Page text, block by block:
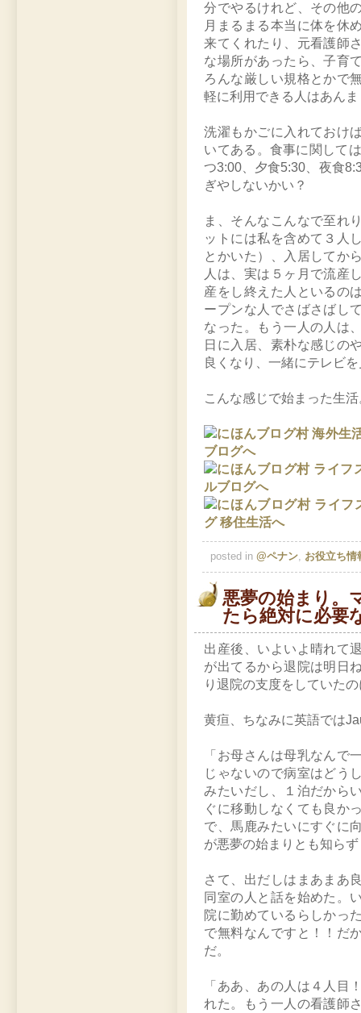
分でやるけれど、その他
月まるまる本当に体を休
来てくれたり、元看護師
な場所があったら、子育
ろんな厳しい規格とかで
軽に利用できる人はあん
洗濯もかごに入れておけ
いてある。食事に関して
つ3:00、夕食5:30、夜食
ぎやしないかい？
ま、そんなこんなで至れ
ットには私を含めて３人
とかいた）、入居してか
人は、実は５ヶ月で流産
産をし終えた人といるの
ープンな人でさばさばし
なった。もう一人の人は
日に入居、素朴な感じの
良くなり、一緒にテレビ
こんな感じで始まった生
posted in @ペナン, お役立ち情
悪夢の始まり。
たら絶対に必要
出産後、いよいよ晴れて
が出てるから退院は明日
り退院の支度をしていた
黄疸、ちなみに英語では
「お母さんは母乳なんで
じゃないので病室はどう
みたいだし、１泊だから
ぐに移動しなくても良か
で、馬鹿みたいにすぐに
が悪夢の始まりとも知ら
さて、出だしはまあまあ
同室の人と話を始めた。
院に勤めているらしかっ
で無料なんですと！！だ
だ。
「ああ、あの人は４人目
れた。もう一人の看護師